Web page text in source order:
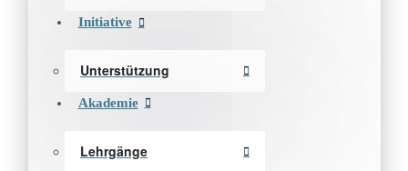
Initiative
Unterstützung
Akademie
Lehrgänge